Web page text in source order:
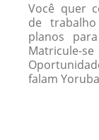
Você quer
de
planos
Matricule-
falam